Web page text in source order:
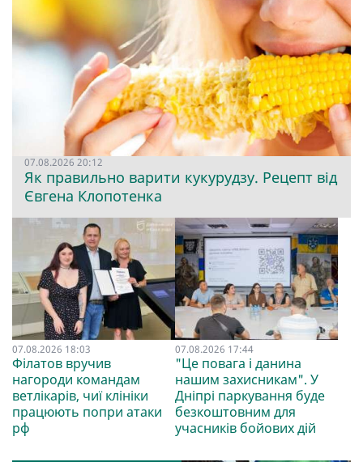
07.08.2026 20:12
Як правильно варити кукурудзу. Рецепт від
Євгена Клопотенка
07.08.2026 18:03
Філатов вручив
нагороди командам
ветлікарів, чиї клініки
працюють попри атаки
рф
07.08.2026 17:44
"Це повага і данина
нашим захисникам". У
Дніпрі паркування буде
безкоштовним для
учасників бойових дій